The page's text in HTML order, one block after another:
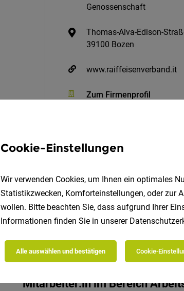
Genossenschaft
Thomas-Alva-Edison-
39100 Bozen
www.raiffeisenverband.it
Zum Firmenprofil
Berater*in im Arbeitsrecht (w/
Raiffeisenverband Südtirol
Mitarbeiter:in im Bereich
Cookie-Einstellungen
Wir verwenden Cookies, um Ihnen ein optimales
Statistikzwecken, Komforteinstellungen, oder zur
wollen. Bitte beachten Sie, dass aufgrund Ihrer
Informationen finden Sie in unserer
Alle auswählen und bestätigen Cookie-